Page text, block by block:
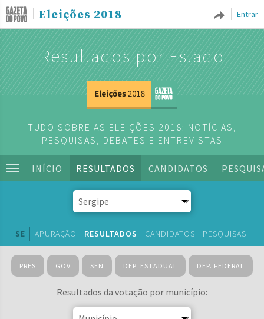
Entrar
Eleições 2018
Resultados por Estado
TUDO SOBRE AS ELEIÇÕES 2018: NOTÍCIAS,
PESQUISAS, DEBATES E ENTREVISTAS
INÍCIO RESULTADOS CANDIDATOS
SE APURAÇÃO RESULTADOS CANDIDATOS PESQUISAS
PRES GOV SEN DEP. ESTADUAL DEP. FEDERAL
Resultados da votação por município: